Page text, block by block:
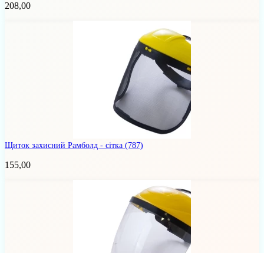
208,00
Щиток захисний Рамболд - сітка (787)
155,00